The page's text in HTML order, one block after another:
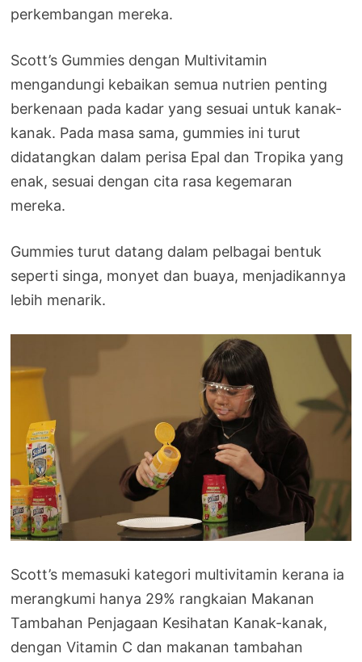
perkembangan mereka.
Scott’s Gummies dengan Multivitamin
mengandungi kebaikan semua nutrien penting
berkenaan pada kadar yang sesuai untuk kanak-
kanak. Pada masa sama, gummies ini turut
didatangkan dalam perisa Epal dan Tropika yang
enak, sesuai dengan cita rasa kegemaran
mereka.
Gummies turut datang dalam pelbagai bentuk
seperti singa, monyet dan buaya, menjadikannya
lebih menarik.
Scott’s memasuki kategori multivitamin kerana ia
merangkumi hanya 29% rangkaian Makanan
Tambahan Penjagaan Kesihatan Kanak-kanak,
dengan Vitamin C dan makanan tambahan